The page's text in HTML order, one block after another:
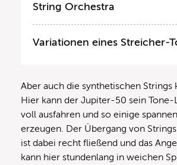
String Orchestra
Variationen eines Streicher-
Aber auch die synthetischen Strings
Hier kann der Jupiter-50 sein
voll ausfahren und so einige
erzeugen. Der Übergang von
ist dabei recht fließend und das
kann hier stundenlang in weichen